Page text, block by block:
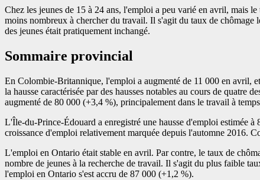
Chez les jeunes de 15 à 24 ans, l'emploi a peu varié en avril, mais
moins nombreux à chercher du travail. Il s'agit du taux de chômage
des jeunes était pratiquement inchangé.
Sommaire provincial
En Colombie-Britannique, l'emploi a augmenté de 11 000 en avril,
la hausse caractérisée par des hausses notables au cours de
augmenté de 80 000 (+3,4 %), principalement dans le travail à
L'Île-du-Prince-Édouard a enregistré une hausse d'emploi estimée
croissance d'emploi relativement marquée depuis l'automne 2016.
L'emploi en Ontario était stable en avril. Par contre, le taux de
nombre de jeunes à la recherche de travail. Il s'agit du plus faible
l'emploi en Ontario s'est accru de 87 000 (+1,2 %).